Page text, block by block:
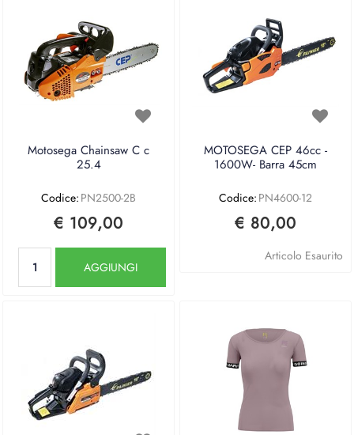
Motosega Chainsaw C c
25.4
Codice: PN2500-2B
€ 109,00
AGGIUNGI
MOTOSEGA CEP 46cc -
1600W- Barra 45cm
Codice: PN4600-12
€ 80,00
Articolo Esaurito